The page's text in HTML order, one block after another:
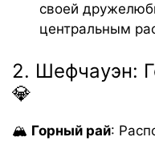
своей
центральным
2. Шефчауэн:
💎
🏔️ Горный рай: